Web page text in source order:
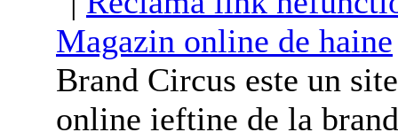
Magazin online de haine
Brand Circus este un
online ieftine de la